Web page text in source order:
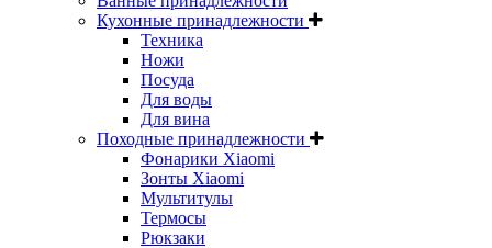
Кухонные принадлежности
Техника
Ножи
Посуда
Для воды
Для вина
Походные принадлежности
Фонарики Xiaomi
Зонты Xiaomi
Мультитулы
Термосы
Рюкзаки